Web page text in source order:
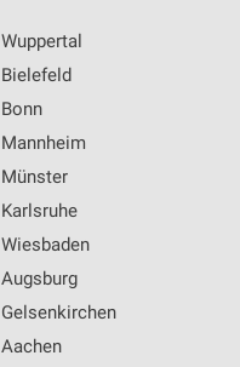
Wuppertal
Bielefeld
Bonn
Mannheim
Münster
Karlsruhe
Wiesbaden
Augsburg
Gelsenkirchen
Aachen